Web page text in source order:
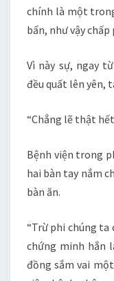
chính là một
bẩn, như vậy
Vì này sự, ngay
đều quất lên yên,
“Chẳng lẽ thật
Bệnh viện trong
hai bàn tay nắm
bàn ăn.
“Trừ phi chúng
chứng minh hắn
đồng sắm vai